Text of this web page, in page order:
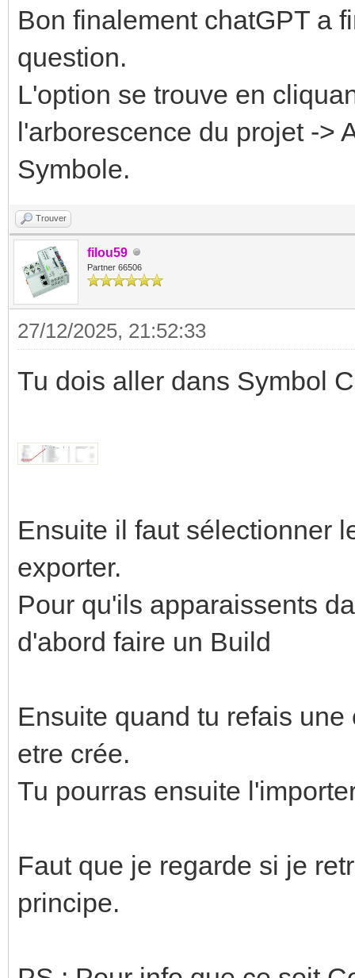
Bon finalement chatGPT a
question.
L'option se trouve en
l'arborescence du projet ->
Symbole.
Trouver
filou59
Partner 66506
27/12/2025, 21:52:33
Tu dois aller dans Symbol
Ensuite il faut sélectionner
exporter.
Pour qu'ils apparaissents
d'abord faire un Build
Ensuite quand tu refais
etre crée.
Tu pourras ensuite
Faut que je regarde si je
principe.